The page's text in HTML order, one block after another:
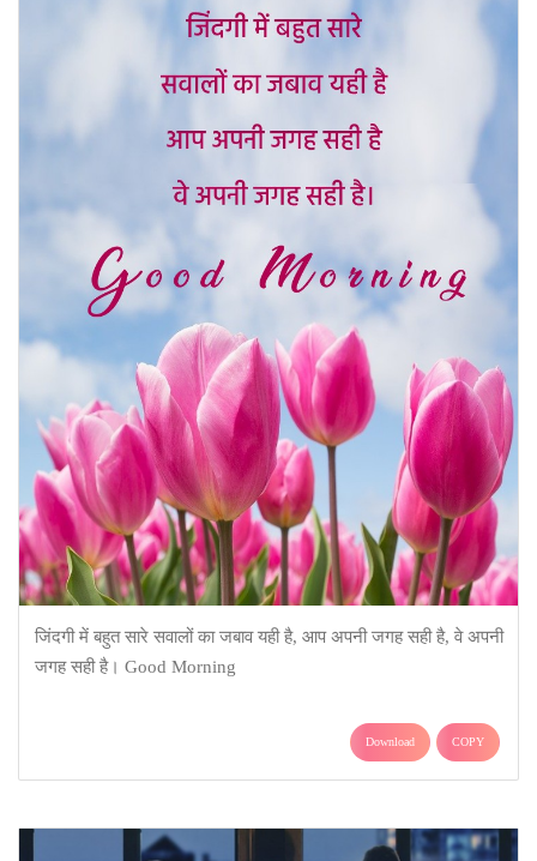
जिंदगी में बहुत सारे सवालों का जबाव यही है, आप अपनी जगह सही है, वे अपनी
जगह सही है। Good Morning
Download COPY